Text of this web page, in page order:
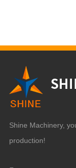
Shine Machinery,
production!